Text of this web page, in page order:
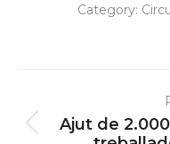
Category:
Ajut de